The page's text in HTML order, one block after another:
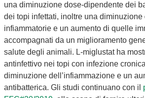
una diminuzione dose-dipendente dei
dei topi infettati, inoltre una
infiammatorie e un aumento di quelle
accompagnati da un miglioramento
salute degli animali. L-miglustat ha
antinfettivo nei topi con infezione
diminuzione dell’infiammazione e un
antibatterica. Gli studi continuano con il